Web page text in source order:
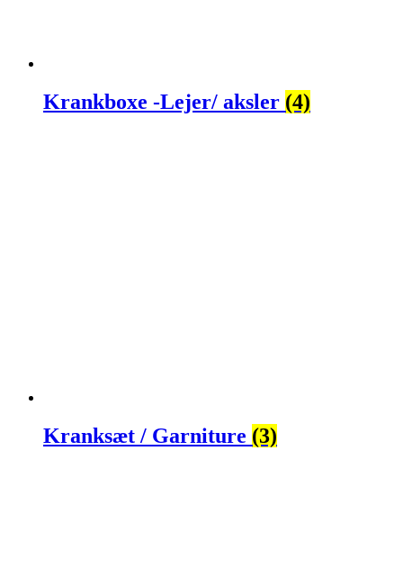
Krankboxe -Lejer/ aksler (4)
Kranksæt / Garniture (3)